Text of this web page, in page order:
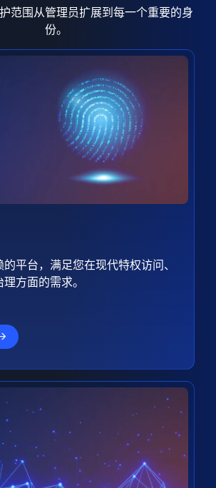
范围从管理员扩展到每一个重要的身
份。
平台，满足您在现代特权访问、
方面的需求。